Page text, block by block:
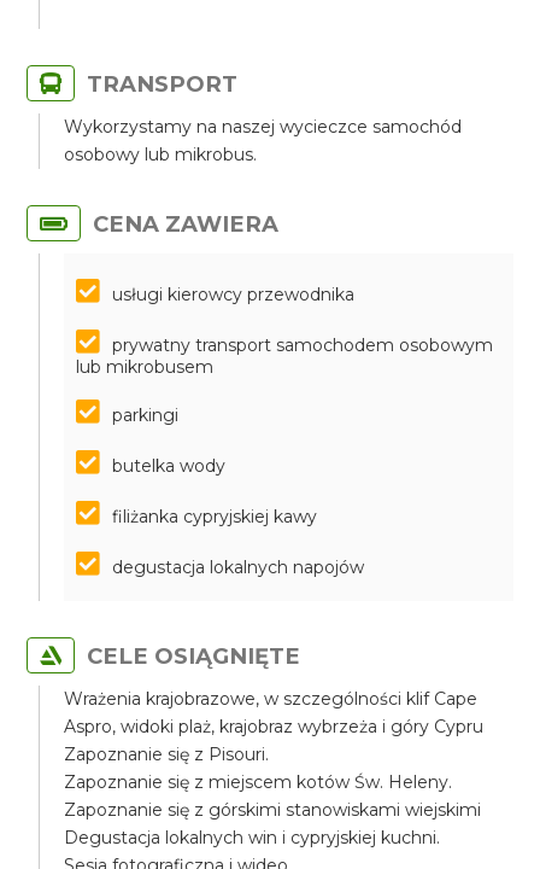
TRANSPORT
Wykorzystamy na naszej wycieczce samochód
osobowy lub mikrobus.
CENA ZAWIERA
usługi kierowcy przewodnika
prywatny transport samochodem osobowym
lub mikrobusem
parkingi
butelka wody
filiżanka cypryjskiej kawy
degustacja lokalnych napojów
CELE OSIĄGNIĘTE
Wrażenia krajobrazowe, w szczególności klif Cape
Aspro, widoki plaż, krajobraz wybrzeża i góry Cypru
Zapoznanie się z Pisouri.
Zapoznanie się z miejscem kotów Św. Heleny.
Zapoznanie się z górskimi stanowiskami wiejskimi
Degustacja lokalnych win i cypryjskiej kuchni.